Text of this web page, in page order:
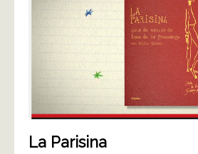
La Parisina